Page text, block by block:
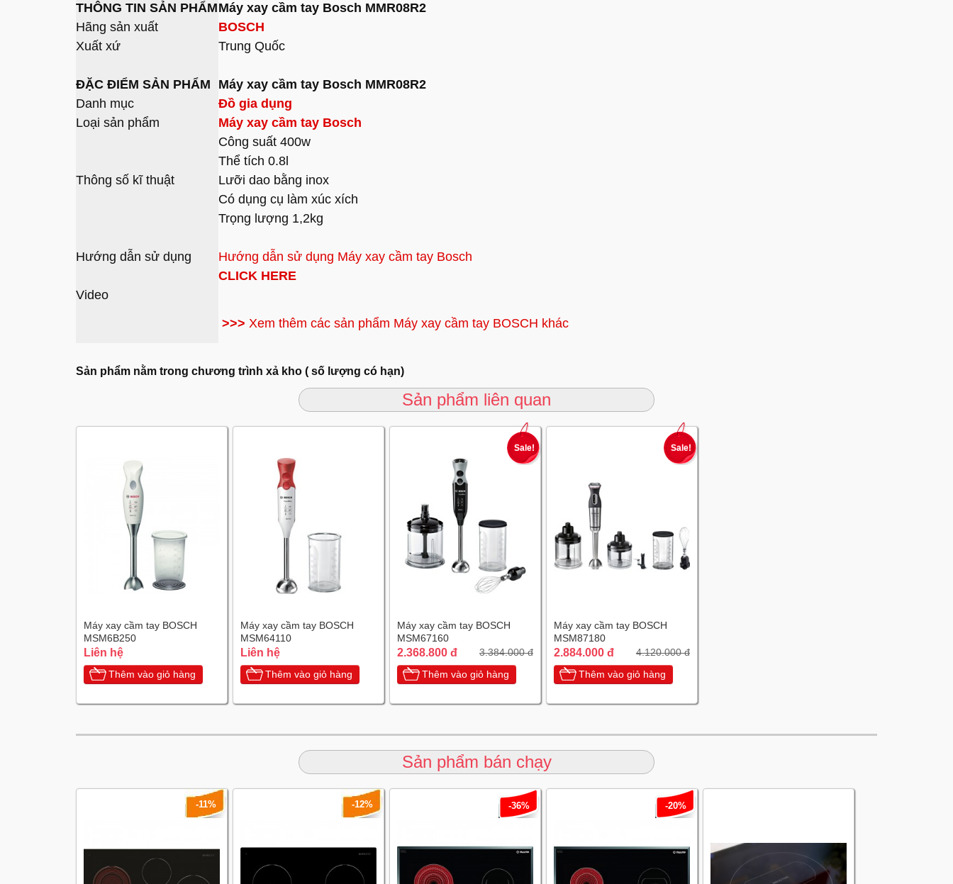
THÔNG TIN SẢN PHẨMMáy xay cầm tay Bosch MMR08R2
Hãng sản xuất
BOSCH
Xuất xứ
Trung Quốc
ĐẶC ĐIỂM SẢN PHẨM
Máy xay cầm tay Bosch MMR08R2
Danh mục
Đồ gia dụng
Loại sản phẩm
Máy xay cầm tay Bosch
Thông số kĩ thuật
Công suất 400w
Thể tích 0.8l
Lưỡi dao bằng inox
Có dụng cụ làm xúc xích
Trọng lượng 1,2kg
Hướng dẫn sử dụng
Hướng dẫn sử dụng Máy xay cầm tay Bosch
CLICK HERE
Video
>>> Xem thêm các sản phẩm Máy xay cầm tay BOSCH khác
Sản phẩm nằm trong chương trình xả kho ( số lượng có hạn)
Sản phẩm liên quan
Máy xay cầm tay BOSCH
MSM6B250
Liên hệ
Thêm vào giỏ hàng
Máy xay cầm tay BOSCH
MSM64110
Liên hệ
Thêm vào giỏ hàng
Sale!
Máy xay cầm tay BOSCH
MSM67160
2.368.800 đ 3.384.000 đ
Thêm vào giỏ hàng
Sale!
Máy xay cầm tay BOSCH
MSM87180
2.884.000 đ 4.120.000 đ
Thêm vào giỏ hàng
Sản phẩm bán chạy
-11% -12% -36% -20%